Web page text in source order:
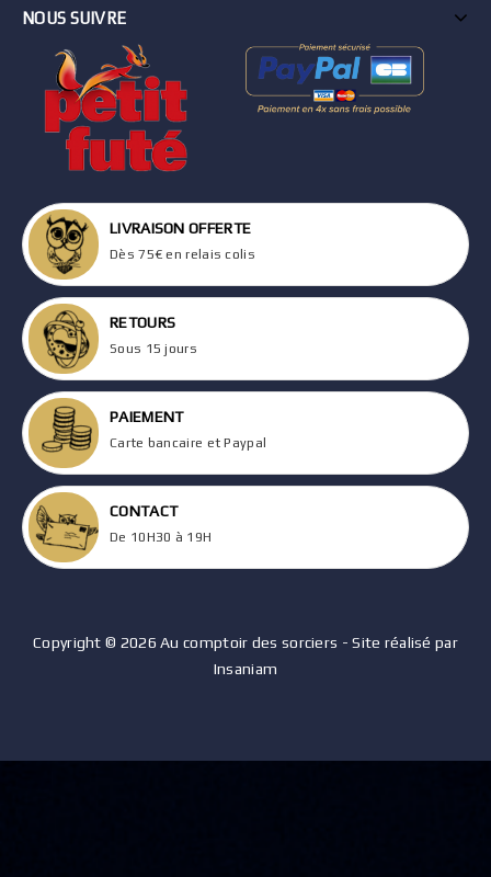
NOUS SUIVRE
LIVRAISON OFFERTE
Dès 75€ en relais colis
RETOURS
Sous 15 jours
PAIEMENT
Carte bancaire et Paypal
CONTACT
De 10H30 à 19H
Copyright © 2026 Au comptoir des sorciers - Site réalisé par
Insaniam